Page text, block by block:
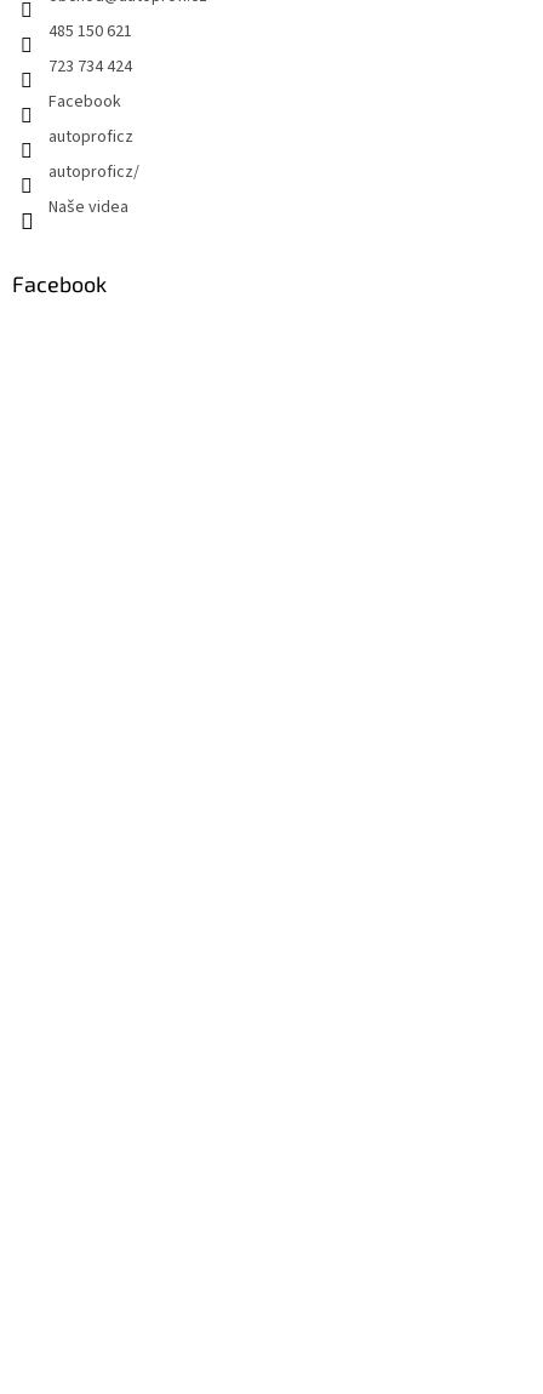
485 150 621
723 734 424
Facebook
autoproficz
autoproficz/
Naše videa
Facebook